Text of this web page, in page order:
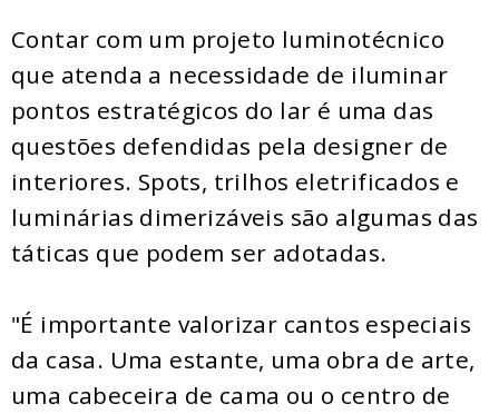
Contar com um projeto luminotécnico
que atenda a necessidade de iluminar
pontos estratégicos do lar é uma das
questões defendidas pela designer de
interiores. Spots, trilhos eletrificados e
luminárias dimerizáveis são algumas das
táticas que podem ser adotadas.
"É importante valorizar cantos especiais
da casa. Uma estante, uma obra de arte,
uma cabeceira de cama ou o centro de